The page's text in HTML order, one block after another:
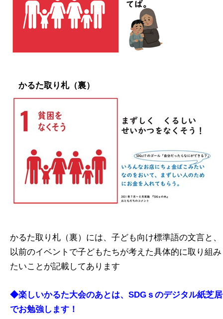
かるた取り札（裏）
かるた取り札（裏）には、子ども向け標準語の文言と、
以前のイベントで子どもたちが考えた具体的に取り組み
たいことが記載してあります
◆楽しいかるた大会のあとは、SDGｓのデジタル紙芝居
でお勉強します！